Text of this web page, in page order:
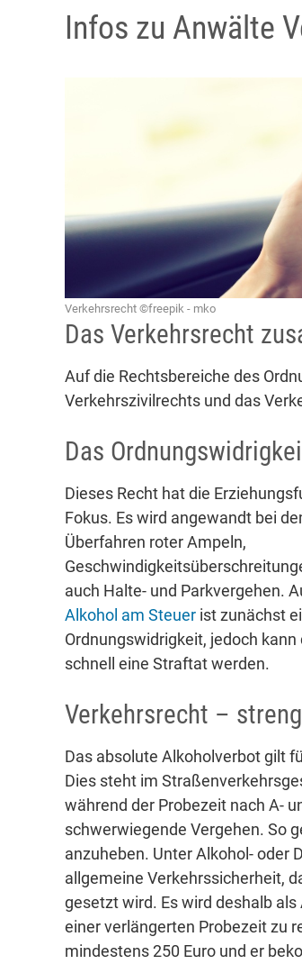
Infos zu Anwälte
Verkehrsrecht ©freepik - mko
Das Verkehrsrecht
Auf die Rechtsbereiche des
Verkehrszivilrechts und das
Das
Dieses Recht hat die
Fokus. Es wird angewandt bei
Überfahren roter Ampeln,
auch Halte- und Parkvergehen.
Alkohol am Steuer ist zunächst
Ordnungswidrigkeit, jedoch kann
schnell eine Straftat werden.
Verkehrsrecht –
Das absolute Alkoholverbot gilt
Dies steht im
während der Probezeit nach A-
schwerwiegende Vergehen. So
anzuheben. Unter Alkohol- oder
allgemeine Verkehrssicherheit,
gesetzt wird. Es wird deshalb
einer verlängerten Probezeit zu
mindestens 250 Euro und er